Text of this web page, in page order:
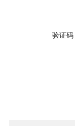
验证码